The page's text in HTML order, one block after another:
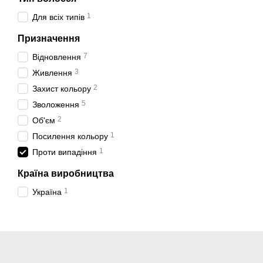
Для всіх типів 1
Призначення
Відновлення 7
Живлення 3
Захист кольору 2
Зволоження 5
Об'єм 2
Посилення кольору 1
Проти випадіння 1
Країна виробництва
Україна 1